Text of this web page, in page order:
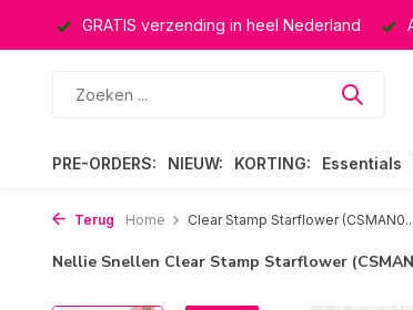
GRATIS verzending in heel Nederland
PRE-ORDERS: NIEUW: KORTING: Essentials
Terug Home Clear Stamp Starflower (CSMAN0...
Nellie Snellen Clear Stamp Starflower